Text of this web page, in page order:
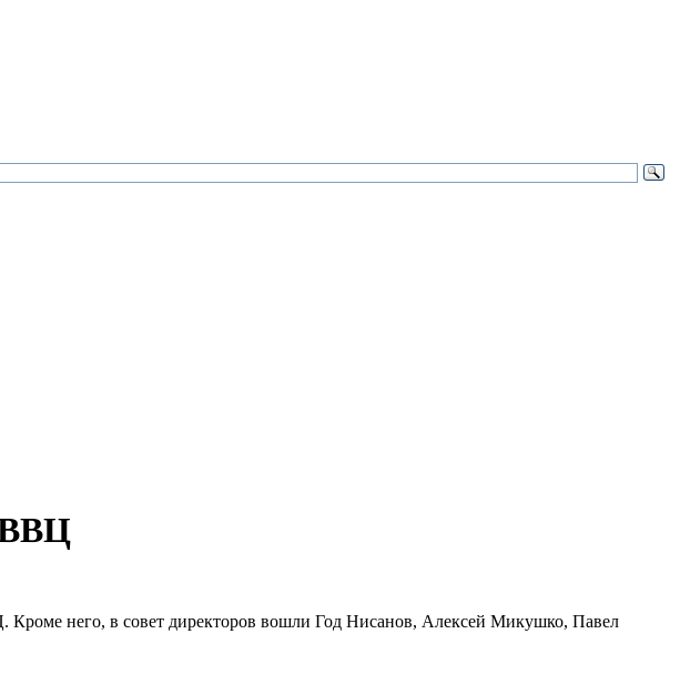
ВВЦ
Кроме него, в совет директоров вошли Год Нисанов, Алексей Микушко, Павел